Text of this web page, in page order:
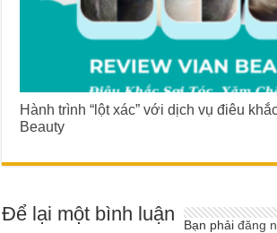
Hành trình “lột xác” với dịch vụ điêu
Beauty
Để lại một bình luận Bạn phảiđăng